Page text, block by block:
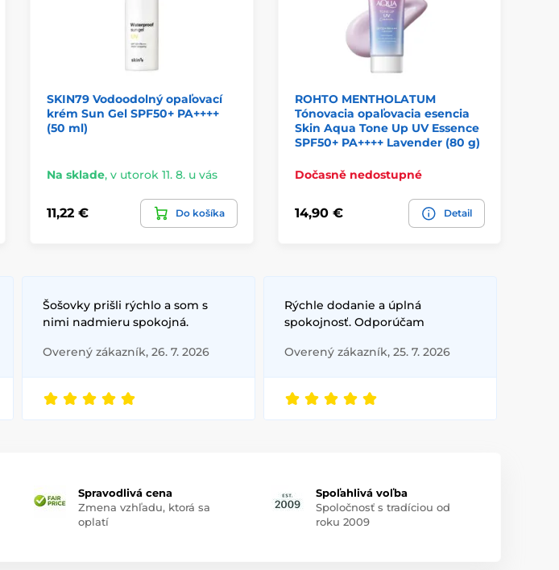
SKIN79 Vodoodolný opaľovací
krém Sun Gel SPF50+ PA++++
(50 ml)
Na sklade, v utorok 11. 8. u vás
11,22 € Do košíka
ROHTO MENTHOLATUM
Tónovacia opaľovacia esencia
Skin Aqua Tone Up UV Essence
SPF50+ PA++++ Lavender (80 g)
Dočasně nedostupné
14,90 € Detail
Šošovky prišli rýchlo a som s
nimi nadmieru spokojná.
Overený zákazník, 26. 7. 2026
Rýchle dodanie a úplná
spokojnosť. Odporúčam
Overený zákazník, 25. 7. 2026
Spravodlivá cena
Zmena vzhľadu, ktorá sa
oplatí
Spoľahlivá voľba
Spoločnosť s tradíciou od
roku 2009